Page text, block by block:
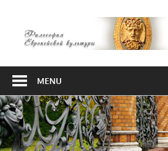
content
Европейской
MENU